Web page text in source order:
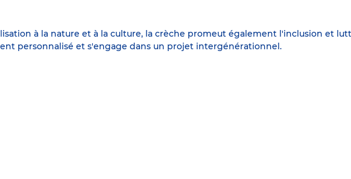
à la nature et à la culture, la crèche promeut également l'inclusion et
personnalisé et s'engage dans un projet intergénérationnel.